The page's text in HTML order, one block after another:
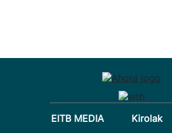
EITB MEDIA
Kirolak